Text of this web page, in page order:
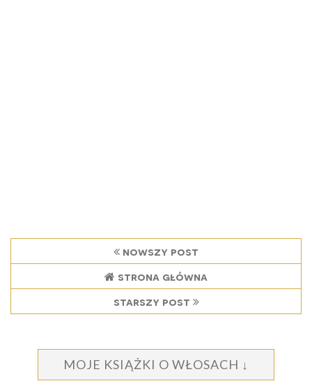
nowszy post
strona główna
starszy post
MOJE KSIĄŻKI O WŁOSACH ↓